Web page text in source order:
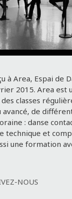
à Area, Espai de
2015. Area est
classes
avancé, de
: danse
technique et
une formation
NOUS